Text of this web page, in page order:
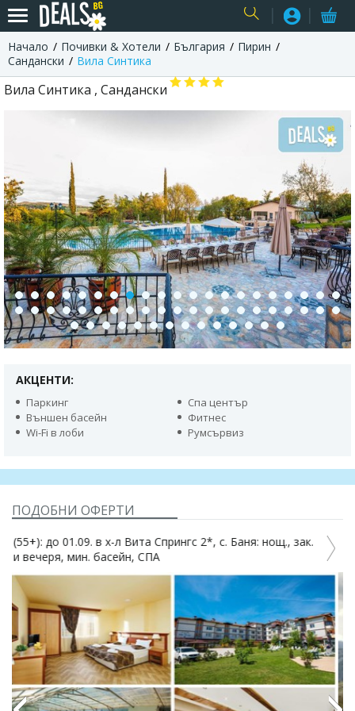
Начало Почивки & Хотели България
Пирин
Сандански
Вила Синтика
Вила Синтика , Сандански
АКЦЕНТИ:
Паркинг
Спа център
Външен басейн
Фитнес
Wi-Fi в лоби
Румсървиз
ПОДОБНИ ОФЕРТИ
нощ., зак. Еднодневно приключение в Пирин връх